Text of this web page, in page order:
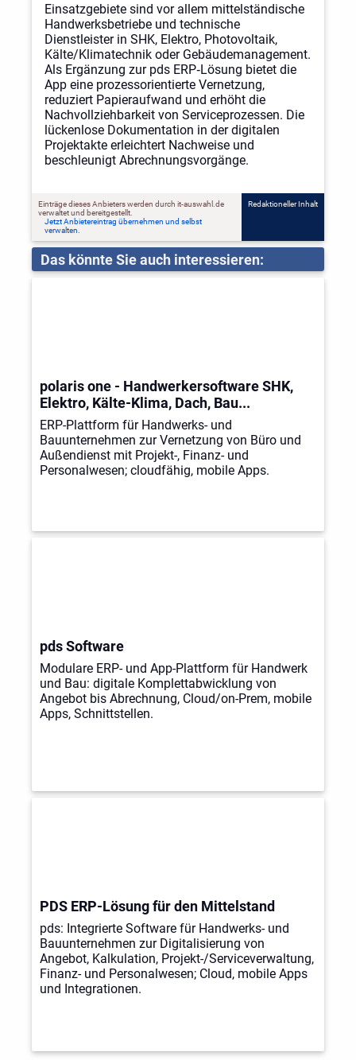
Einsatzgebiete sind vor allem mittelständische
Handwerksbetriebe und technische
Dienstleister in SHK, Elektro, Photovoltaik,
Kälte/Klimatechnik oder Gebäudemanagement.
Als Ergänzung zur pds ERP‑Lösung bietet die
App eine prozessorientierte Vernetzung,
reduziert Papieraufwand und erhöht die
Nachvollziehbarkeit von Serviceprozessen. Die
lückenlose Dokumentation in der digitalen
Projektakte erleichtert Nachweise und
beschleunigt Abrechnungsvorgänge.
Einträge dieses Anbieters werden durch it-auswahl.de
verwaltet und bereitgestellt.
Jetzt Anbietereintrag übernehmen und selbst
verwalten.
Redaktioneller Inhalt
Das könnte Sie auch interessieren:
polaris one - Handwerkersoftware SHK,
Elektro, Kälte-Klima, Dach, Bau...
ERP-Plattform für Handwerks- und
Bauunternehmen zur Vernetzung von Büro und
Außendienst mit Projekt-, Finanz- und
Personalwesen; cloudfähig, mobile Apps.
pds Software
Modulare ERP- und App-Plattform für Handwerk
und Bau: digitale Komplettabwicklung von
Angebot bis Abrechnung, Cloud/on-Prem, mobile
Apps, Schnittstellen.
PDS ERP-Lösung für den Mittelstand
pds: Integrierte Software für Handwerks- und
Bauunternehmen zur Digitalisierung von
Angebot, Kalkulation, Projekt-/Serviceverwaltung,
Finanz- und Personalwesen; Cloud, mobile Apps
und Integrationen.